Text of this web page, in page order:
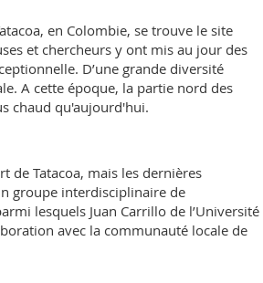
en Colombie, se trouve le site
et chercheurs y ont mis au jour des
D’une grande diversité
A cette époque, la partie nord des
chaud qu'aujourd'hui.
de Tatacoa, mais les dernières
groupe interdisciplinaire de
lesquels Juan Carrillo de l’Université
avec la communauté locale de